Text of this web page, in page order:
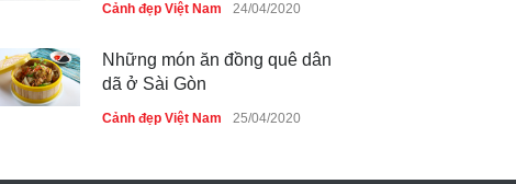
Cảnh đẹp Việt Nam 24/04/2020
Những món ăn đồng quê dân
dã ở Sài Gòn
Cảnh đẹp Việt Nam 25/04/2020